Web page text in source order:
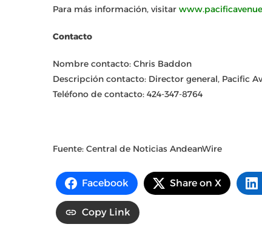
Para más información, visitar
Contacto
Nombre contacto: Chris Baddon
Descripción contacto: Director general, Pacific
Teléfono de contacto: 424-347-8764
Fuente: Central de Noticias AndeanWire
Facebook Share on X
Copy Link